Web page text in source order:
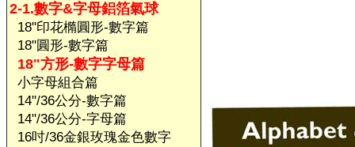
2-1.數字&字母鋁箔氣球
18"印花橢圓形-數字篇
18"圓形-數字篇
18"方形-數字字母篇
小字母組合篇
14"/36公分-數字篇
14"/36公分-字母篇
16吋/36金銀玫瑰金色數字